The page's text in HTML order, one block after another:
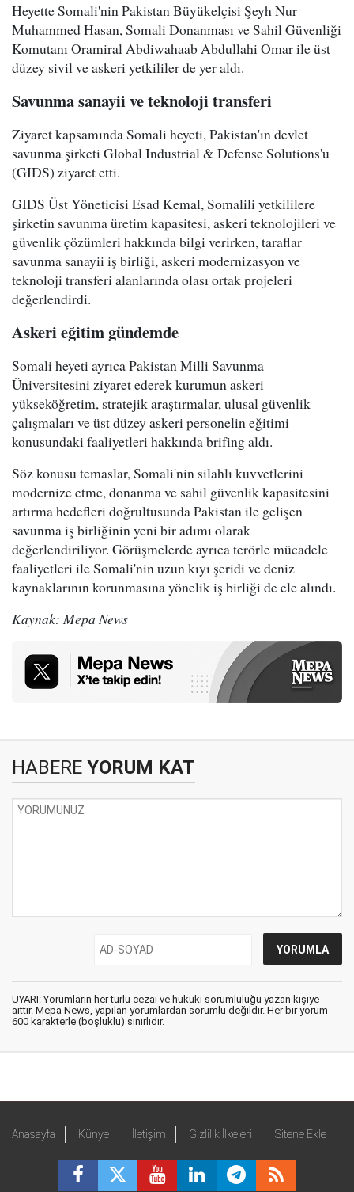
Heyette Somali'nin Pakistan Büyükelçisi Şeyh Nur
Muhammed Hasan, Somali Donanması ve Sahil Güvenliği
Komutanı Oramiral Abdiwahaab Abdullahi Omar ile üst
düzey sivil ve askeri yetkililer de yer aldı.
Savunma sanayii ve teknoloji transferi
Ziyaret kapsamında Somali heyeti, Pakistan'ın devlet
savunma şirketi Global Industrial & Defense Solutions'u
(GIDS) ziyaret etti.
GIDS Üst Yöneticisi Esad Kemal, Somalili yetkililere
şirketin savunma üretim kapasitesi, askeri teknolojileri ve
güvenlik çözümleri hakkında bilgi verirken, taraflar
savunma sanayii iş birliği, askeri modernizasyon ve
teknoloji transferi alanlarında olası ortak projeleri
değerlendirdi.
Askeri eğitim gündemde
Somali heyeti ayrıca Pakistan Milli Savunma
Üniversitesini ziyaret ederek kurumun askeri
yükseköğretim, stratejik araştırmalar, ulusal güvenlik
çalışmaları ve üst düzey askeri personelin eğitimi
konusundaki faaliyetleri hakkında brifing aldı.
Söz konusu temaslar, Somali'nin silahlı kuvvetlerini
modernize etme, donanma ve sahil güvenlik kapasitesini
artırma hedefleri doğrultusunda Pakistan ile gelişen
savunma iş birliğinin yeni bir adımı olarak
değerlendiriliyor. Görüşmelerde ayrıca terörle mücadele
faaliyetleri ile Somali'nin uzun kıyı şeridi ve deniz
kaynaklarının korunmasına yönelik iş birliği de ele alındı.
Kaynak: Mepa News
HABERE YORUM KAT
UYARI: Yorumların her türlü cezai ve hukuki sorumluluğu yazan kişiye
aittir. Mepa News, yapılan yorumlardan sorumlu değildir. Her bir yorum
600 karakterle (boşluklu) sınırlıdır.
Anasayfa Künye İletişim Gizlilik İlkeleri Sitene Ekle